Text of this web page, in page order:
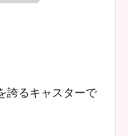
誇るキャスターで